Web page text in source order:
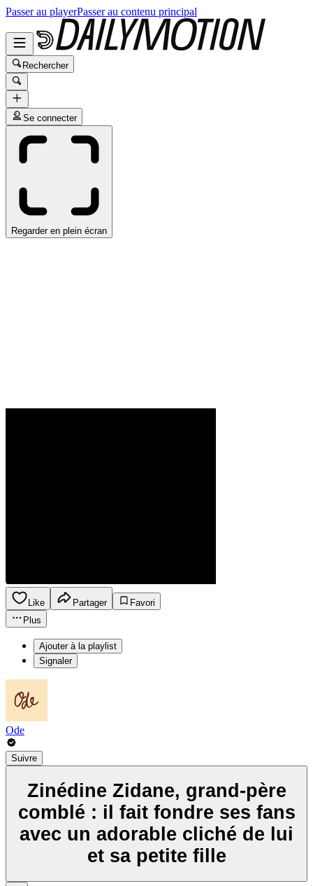
Passer au playerPasser au contenu principal
Rechercher
Se connecter
Regarder en plein écran
Like Partager
Favori
Plus
Ajouter à la playlist
Signaler
Ode
Suivre
Zinédine Zidane, grand-père
comblé : il fait fondre ses fans
avec un adorable cliché de lui
et sa petite fille